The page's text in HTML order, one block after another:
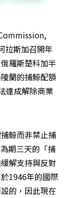
拉斯加召開年
羅斯楚科加半
蘭的捕鯨配額
達成解除商業
鯨而非禁止捕
期三天的「捕
解支持與反對
1946年的國際
的，因此現在